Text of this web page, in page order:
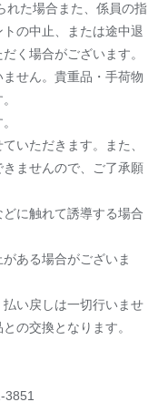
れた場合また、係員の指
の中止、または途中退
く場合がございます。
せん。貴重品・手荷物
いただきます。また、
ませんので、ご了承願
に触れて誘導する場合
ある場合がございま
払い戻しは一切行いませ
の交換となります。